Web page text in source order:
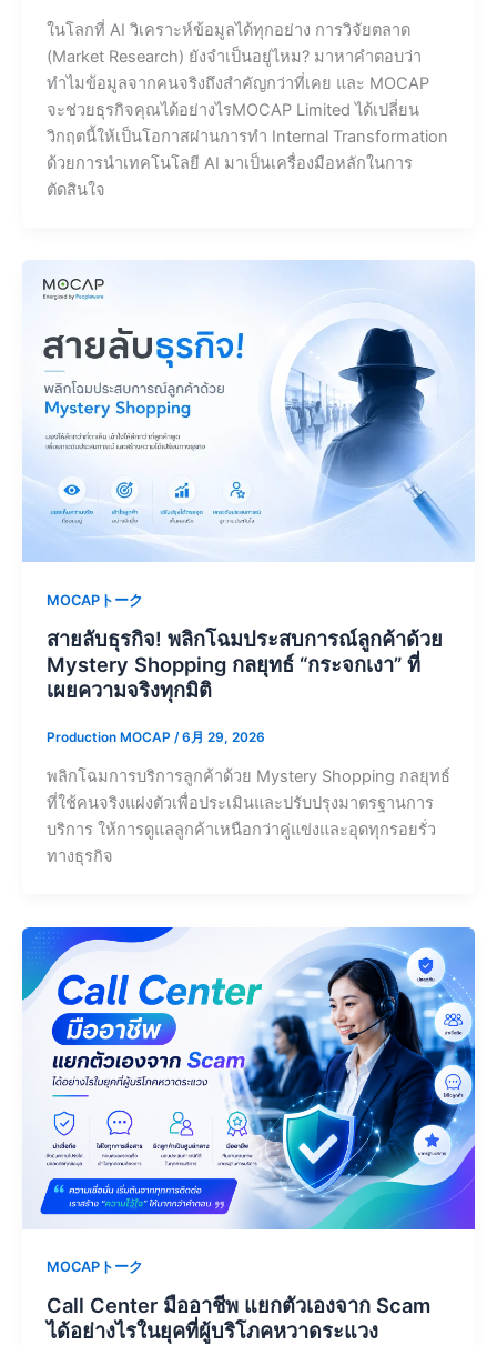
ในโลกที่ AI วิเคราะห์ข้อมูลได้ทุกอย่าง การวิจัยตลาด
(Market Research) ยังจำเป็นอยู่ไหม? มาหาคำตอบว่า
ทำไมข้อมูลจากคนจริงถึงสำคัญกว่าที่เคย และ MOCAP
จะช่วยธุรกิจคุณได้อย่างไรMOCAP Limited ได้เปลี่ยน
วิกฤตนี้ให้เป็นโอกาสผ่านการทำ Internal Transformation
ด้วยการนำเทคโนโลยี AI มาเป็นเครื่องมือหลักในการ
ตัดสินใจ
MOCAPトーク
สายลับธุรกิจ! พลิกโฉมประสบการณ์ลูกค้าด้วย
Mystery Shopping กลยุทธ์ “กระจกเงา” ที่
เผยความจริงทุกมิติ
Production MOCAP /6月 29, 2026
พลิกโฉมการบริการลูกค้าด้วย Mystery Shopping กลยุทธ์
ที่ใช้คนจริงแฝงตัวเพื่อประเมินและปรับปรุงมาตรฐานการ
บริการ ให้การดูแลลูกค้าเหนือกว่าคู่แข่งและอุดทุกรอยรั่ว
ทางธุรกิจ
MOCAPトーク
Call Center มืออาชีพ แยกตัวเองจาก Scam
ได้อย่างไรในยุคที่ผู้บริโภคหวาดระแวง